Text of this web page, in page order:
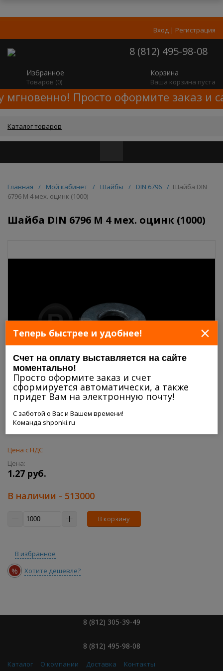
Вход | Регистрация
8 (812) 495-98-08
Избранное
Товаров (0)
Корзина
Ваша корзина пуста
мгновенно! Просто оформите заказ и
Теперь быстрее и удобнее! ×
Счет на оплату выставляется на сайте
моментально!
Просто оформите заказ и счет
сформируется автоматически, а также
придет Вам на электронную почту!
С заботой о Вас и Вашем времени!
Команда shponki.ru
Каталог товаров
Главная / Мой кабинет / Шайбы / DIN 6796 / Шайба DIN
6796 M 4 мех. оцинк (1000)
Шайба DIN 6796 M 4 мех. оцинк (1000)
Цена с НДС
Цена:
1.27 руб.
В наличии - 513000
В корзину
В избранное
% Хотите дешевле?
8 (812) 305-39-49
8 (812) 495-98-08
Каталог О компании Доставка Контакты